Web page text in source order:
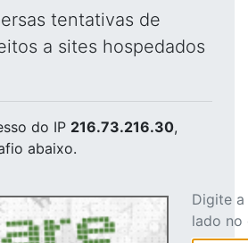
tentativas de
a sites hospedados
do IP 216.73.216.30,
abaixo.
Digite
lado no